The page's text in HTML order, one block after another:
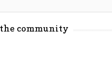
community